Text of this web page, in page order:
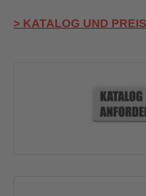
> KATALOG UND